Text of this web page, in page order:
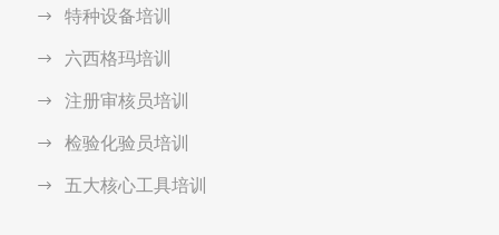
特种设备培训
六西格玛培训
注册审核员培训
检验化验员培训
五大核心工具培训